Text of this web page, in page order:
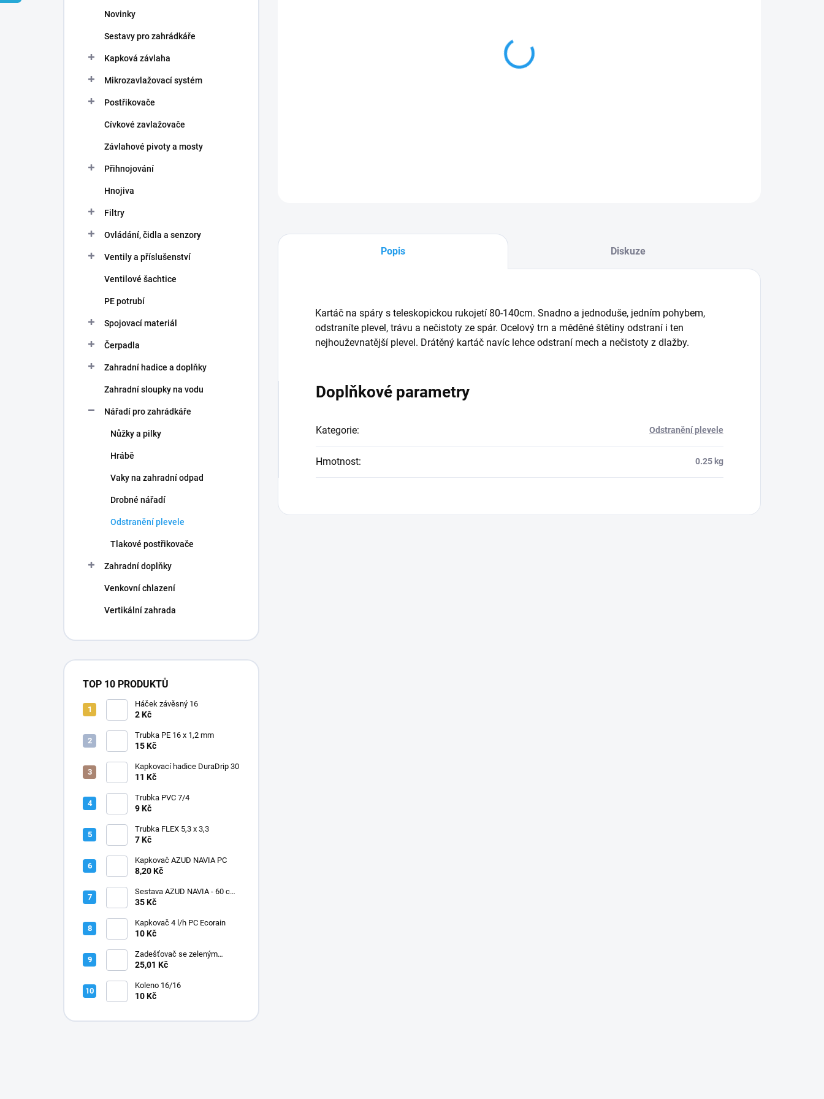
Novinky
Sestavy pro zahrádkáře
Kapková závlaha
Mikrozavlažovací systém
Postřikovače
Cívkové zavlažovače
Závlahové pivoty a mosty
Přihnojování
Hnojiva
Filtry
Ovládání, čidla a senzory
Ventily a příslušenství
Ventilové šachtice
PE potrubí
Spojovací materiál
Čerpadla
Zahradní hadice a doplňky
Zahradní sloupky na vodu
Nářadí pro zahrádkáře
Nůžky a pilky
Hrábě
Vaky na zahradní odpad
Drobné nářadí
Odstranění plevele
Tlakové postřikovače
Zahradní doplňky
Venkovní chlazení
Vertikální zahrada
TOP 10 PRODUKTŮ
Háček závěsný 16
2 Kč
Trubka PE 16 x 1,2 mm
15 Kč
Kapkovací hadice DuraDrip 30
11 Kč
Trubka PVC 7/4
9 Kč
Trubka FLEX 5,3 x 3,3
7 Kč
Kapkovač AZUD NAVIA PC
8,20 Kč
Sestava AZUD NAVIA - 60 cm,
jehly zahnuté
35 Kč
Kapkovač 4 l/h PC Ecorain
10 Kč
Zadešťovač se zeleným
rotorem a žlutou tryskou
25,01 Kč
Koleno 16/16
10 Kč
Kartáč na spáry s teleskopickou rukojetí 80-140cm.
Popis Diskuze
Kartáč na spáry s teleskopickou rukojetí 80-140cm. Snadno a jednoduše, jedním pohybem,
odstraníte plevel, trávu a nečistoty ze spár. Ocelový trn a měděné štětiny odstraní i ten
nejhouževnatější plevel. Drátěný kartáč navíc lehce odstraní mech a nečistoty z dlažby.
Doplňkové parametry
Kategorie: Odstranění plevele
Hmotnost: 0.25 kg